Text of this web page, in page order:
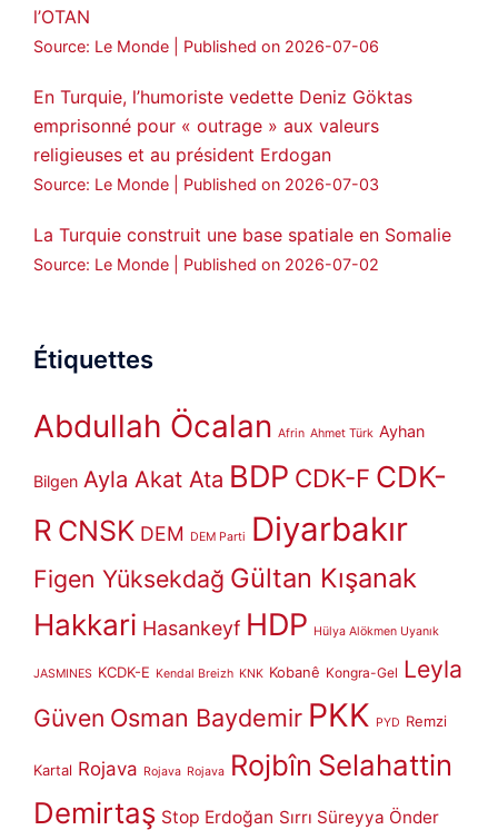
l’OTAN
Source: Le Monde Published on 2026-07-06
En Turquie, l’humoriste vedette Deniz Göktas
emprisonné pour « outrage » aux valeurs
religieuses et au président Erdogan
Source: Le Monde Published on 2026-07-03
La Turquie construit une base spatiale en Somalie
Source: Le Monde Published on 2026-07-02
Étiquettes
Abdullah Öcalan Afrin Ahmet Türk Ayhan
Bilgen Ayla Akat Ata BDP CDK-F CDK-
R CNSK DEM DEM Parti Diyarbakır
Figen Yüksekdağ Gültan Kışanak
Hakkari Hasankeyf HDP Hülya Alökmen Uyanık
JASMINES KCDK-E Kendal Breizh KNK Kobanê Kongra-Gel Leyla
Güven Osman Baydemir PKK PYD Remzi
Kartal Rojava Rojava Rojava Rojbîn Selahattin
Demirtaş Stop Erdoğan Sırrı Süreyya Önder